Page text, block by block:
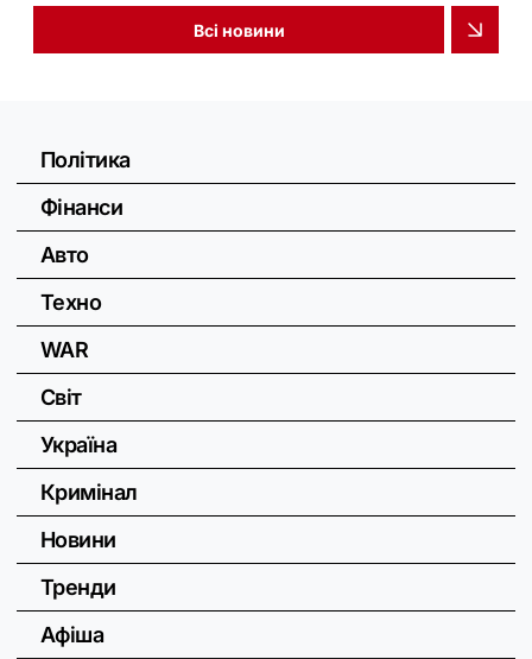
Всі новини
Політика
Фінанси
Авто
Техно
WAR
Світ
Україна
Кримінал
Новини
Тренди
Афіша